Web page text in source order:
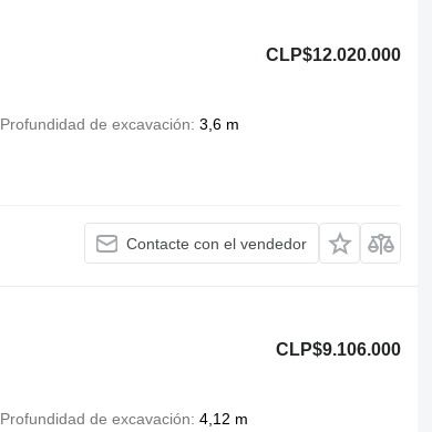
CLP$12.020.000
Profundidad de excavación 3,6 m
Contacte con el vendedor
CLP$9.106.000
Profundidad de excavación 4,12 m